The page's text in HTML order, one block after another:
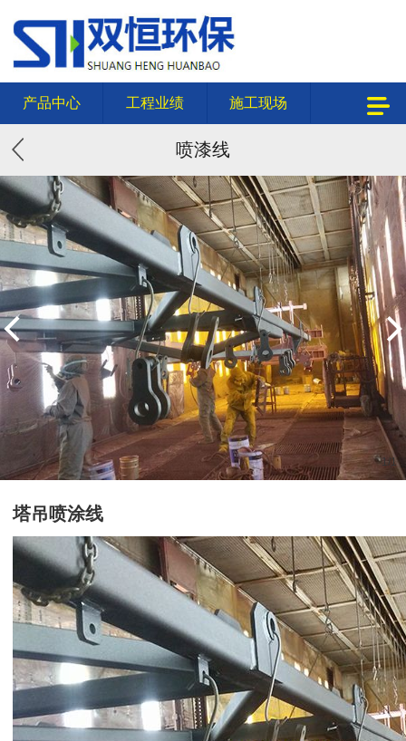
产品中心 工程业绩 施工现场
喷漆线
1/ 1
塔吊喷涂线